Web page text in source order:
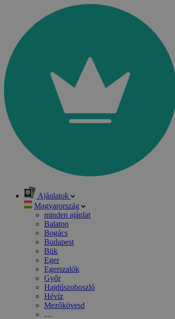
Ajánlatok
Magyarország
minden ajánlat
Balaton
Bogács
Budapest
Bük
Eger
Egerszalók
Győr
Hajdúszoboszló
Hévíz
Mezőkövesd
…